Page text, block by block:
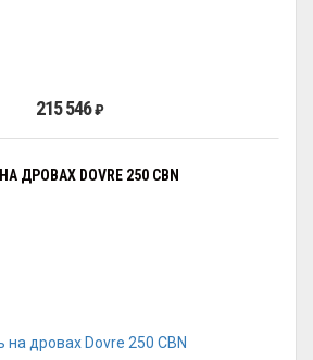
215 546₽
ДРОВАХ DOVRE 250 CBN